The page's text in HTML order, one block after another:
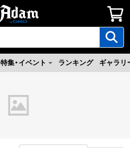
特集・イベント ランキング ギャラリ